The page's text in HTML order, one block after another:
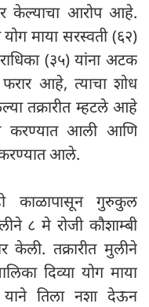
केल्याचा आरोप आहे.
माया सरस्वती (६२)
(३५) यांना अटक
आहे, त्याचा शोध
तक्रारीत म्हटले आहे
करण्यात आली आणि
आले.
काळापासून गुरुकुल
८ मे रोजी कौशाम्बी
केली. तक्रारीत मुलीने
दिव्या योग माया
याने तिला नशा देऊन